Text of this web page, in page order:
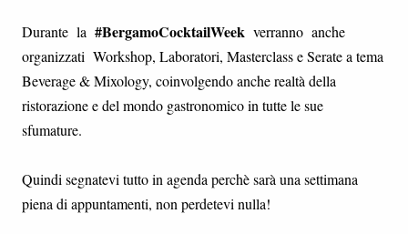
Durante la #BergamoCocktailWeek verranno anche
organizzati Workshop, Laboratori, Masterclass e Serate a tema
Beverage & Mixology, coinvolgendo anche realtà della
ristorazione e del mondo gastronomico in tutte le sue
sfumature.
Quindi segnatevi tutto in agenda perchè sarà una settimana
piena di appuntamenti, non perdetevi nulla!